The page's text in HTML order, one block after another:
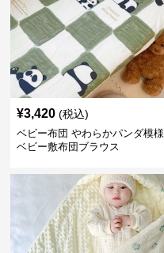
¥3,420 (税込)
ベビー布団 やわらかパンダ模様
ベビー敷布団ブラウス